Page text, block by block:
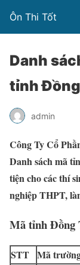
Ôn Thi Tốt
Danh
tỉnh
admin
Công Ty Cổ
Danh sách mã
tiện cho các thí
nghiệp THPT,
Mã tỉnh Đồng
STT Mã